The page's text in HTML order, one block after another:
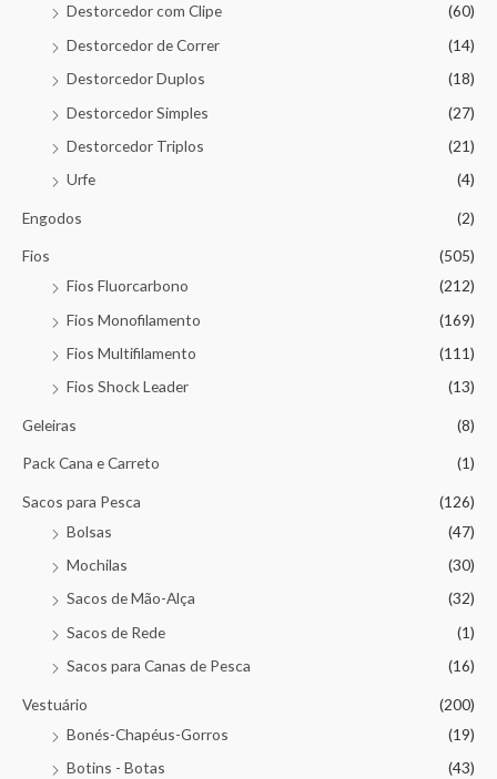
Destorcedor com Clipe
(60)
Destorcedor de Correr
(14)
Destorcedor Duplos
(18)
Destorcedor Simples
(27)
Destorcedor Triplos
(21)
Urfe
(4)
Engodos (2)
Fios
(505)
Fios Fluorcarbono
(212)
Fios Monofilamento
(169)
Fios Multifilamento
(111)
Fios Shock Leader
(13)
Geleiras (8)
Pack Cana e Carreto (1)
Sacos para Pesca
(126)
Bolsas
(47)
Mochilas
(30)
Sacos de Mão-Alça
(32)
Sacos de Rede
(1)
Sacos para Canas de Pesca
(16)
Vestuário
(200)
Bonés-Chapéus-Gorros
(19)
Botins - Botas
(43)